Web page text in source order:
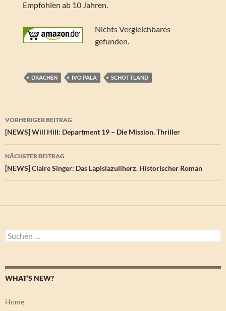
Empfohlen ab 10 Jahren.
Nichts Vergleichbares
gefunden.
DRACHEN IVO PALA SCHOTTLAND
Beitragsnavigation
VORHERIGER BEITRAG
[NEWS] Will Hill: Department 19 – Die Mission. Thriller
NÄCHSTER BEITRAG
[NEWS] Claire Singer: Das Lapislazuliherz. Historischer Roman
Suchen
nach:
WHAT’S NEW?
Home